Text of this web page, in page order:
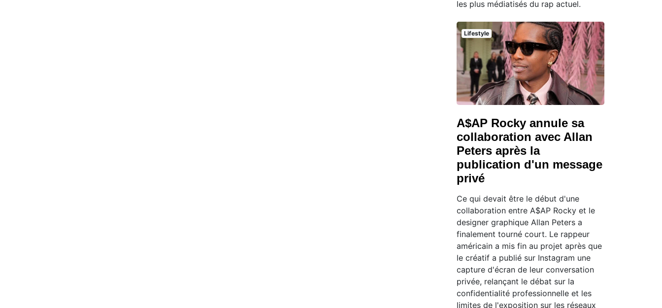
les plus médiatisés du rap actuel.
Lifestyle
A$AP Rocky annule sa
collaboration avec Allan
Peters après la
publication d'un message
privé
Ce qui devait être le début d'une
collaboration entre A$AP Rocky et le
designer graphique Allan Peters a
finalement tourné court. Le rappeur
américain a mis fin au projet après que
le créatif a publié sur Instagram une
capture d'écran de leur conversation
privée, relançant le débat sur la
confidentialité professionnelle et les
limites de l'exposition sur les réseaux